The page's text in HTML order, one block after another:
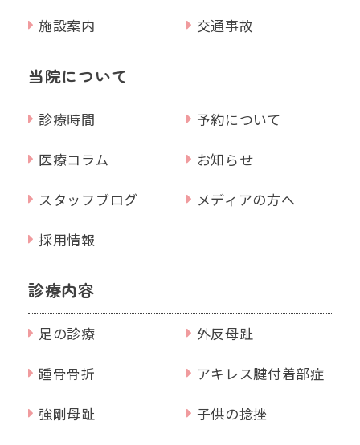
施設案内
交通事故
当院について
診療時間
予約について
医療コラム
お知らせ
スタッフブログ
メディアの方へ
採用情報
診療内容
足の診療
外反母趾
踵骨骨折
アキレス腱付着部症
強剛母趾
子供の捻挫